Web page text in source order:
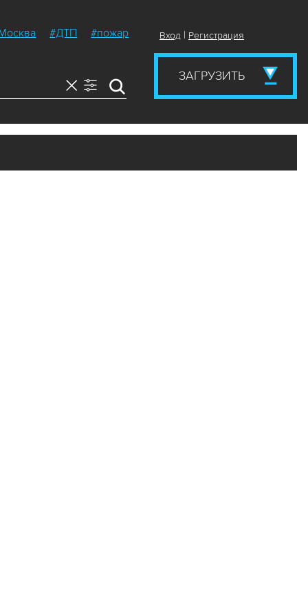
#ДТП #пожар Вход | Регистрация
ЗАГРУЗИТЬ